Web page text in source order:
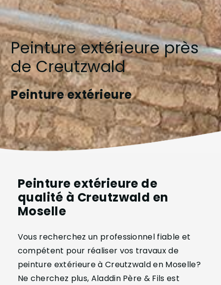
Peinture extérieure près
de Creutzwald
Peinture extérieure
Peinture extérieure de
qualité à Creutzwald en
Moselle
Vous recherchez un professionnel fiable et
compétent pour réaliser vos travaux de
peinture extérieure à Creutzwald en Moselle?
Ne cherchez plus, Aladdin Père & Fils est